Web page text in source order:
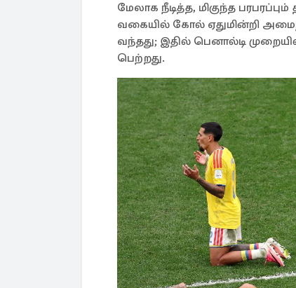
மேலாக நீடித்த, மிகுந்த
வகையில் கோல் ஏதுமின்றி
வந்தது; இதில் பெனால்டி
பெற்றது.